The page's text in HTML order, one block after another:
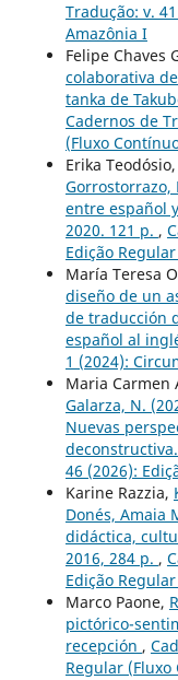
Tradução: v.
Amazônia I
Felipe Chaves
colaborativa
tanka de
Cadernos de
(Fluxo
Erika Teodósio,
Gorrostorrazo,
entre español
2020. 121 p. ,
Edição
María Teresa
diseño de un
de traducción
español al
1 (2024):
Maria Carmen
Galarza, N.
Nuevas
46 (2026):
Karine Razzia,
Donés, Amaia
didáctica,
2016, 284 p. ,
Edição
Marco Paone,
pictórico-
recepción ,
Regular (Fluxo